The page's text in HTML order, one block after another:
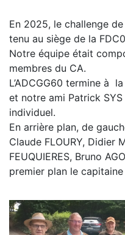
En 2025, le challenge
tenu au siège de la
Notre équipe était
membres du CA.
L’ADCGG60 termine à
et notre ami Patrick
individuel.
En arrière plan, de
Claude FLOURY, Didier
FEUQUIERES, Bruno
premier plan le capitaine